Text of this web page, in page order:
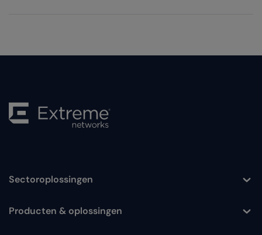
Toggle
Sectoroplossingen
Toggle
Producten & oplossingen